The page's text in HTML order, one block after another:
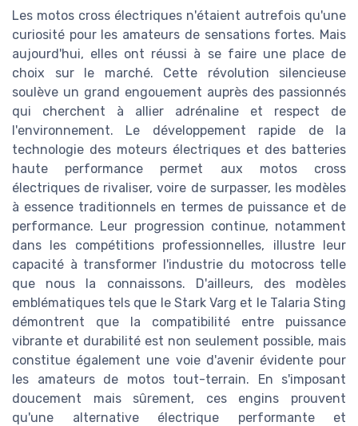
Les motos cross électriques n'étaient autrefois qu'une
curiosité pour les amateurs de sensations fortes. Mais
aujourd'hui, elles ont réussi à se faire une place de
choix sur le marché. Cette révolution silencieuse
soulève un grand engouement auprès des passionnés
qui cherchent à allier adrénaline et respect de
l'environnement. Le développement rapide de la
technologie des moteurs électriques et des batteries
haute performance permet aux motos cross
électriques de rivaliser, voire de surpasser, les modèles
à essence traditionnels en termes de puissance et de
performance. Leur progression continue, notamment
dans les compétitions professionnelles, illustre leur
capacité à transformer l'industrie du motocross telle
que nous la connaissons. D'ailleurs, des modèles
emblématiques tels que le Stark Varg et le Talaria Sting
démontrent que la compatibilité entre puissance
vibrante et durabilité est non seulement possible, mais
constitue également une voie d'avenir évidente pour
les amateurs de motos tout-terrain. En s'imposant
doucement mais sûrement, ces engins prouvent
qu'une alternative électrique performante et